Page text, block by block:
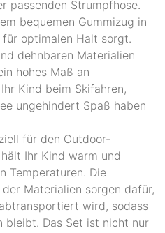
passenden Strumpfhose.
bequemen Gummizug in
optimalen Halt sorgt.
dehnbaren Materialien
hohes Maß an
Kind beim Skifahren,
ungehindert Spaß haben
für den Outdoor-
Ihr Kind warm und
Temperaturen. Die
Materialien sorgen dafür,
wird, sodass
bleibt. Das Set ist nicht nur